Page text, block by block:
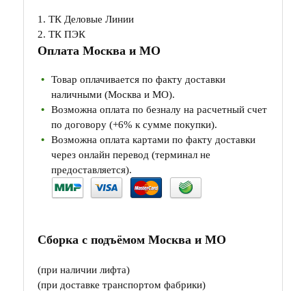
1. ТК Деловые Линии
2. ТК ПЭК
Оплата Москва и МО
Товар оплачивается по факту доставки
наличными (Москва и МО).
Возможна оплата по безналу на расчетный счет
по договору (+6% к сумме покупки).
Возможна оплата картами по факту доставки
через онлайн перевод (терминал не
предоставляется).
Сборка с подъёмом Москва и МО
(при наличии лифта)
(при доставке транспортом фабрики)